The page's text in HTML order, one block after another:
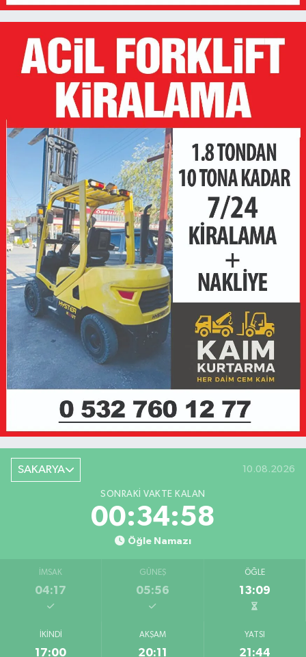
SAKARYA 10.08.2026
SONRAKI VAKTE KALAN
00:34:58
Öğle Namazı
İMSAK
04:17
GÜNEŞ
05:56
ÖĞLE
13:09
İKINDI
17:00
AKŞAM
20:11
YATSI
21:44